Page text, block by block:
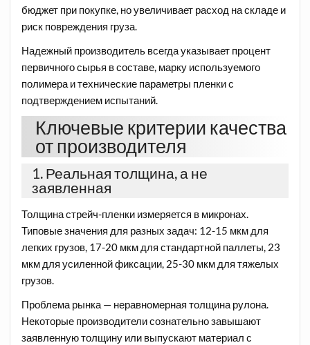
бюджет при покупке, но увеличивает расход на складе и
риск повреждения груза.
Надежный производитель всегда указывает процент
первичного сырья в составе, марку используемого
полимера и технические параметры пленки с
подтверждением испытаний.
Ключевые критерии качества
от производителя
1. Реальная толщина, а не
заявленная
Толщина стрейч-пленки измеряется в микронах.
Типовые значения для разных задач: 12-15 мкм для
легких грузов, 17-20 мкм для стандартной паллеты, 23
мкм для усиленной фиксации, 25-30 мкм для тяжелых
грузов.
Проблема рынка — неравномерная толщина рулона.
Некоторые производители сознательно завышают
заявленную толщину или выпускают материал с